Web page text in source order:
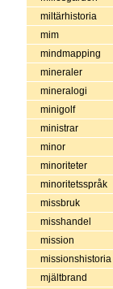
miltärhistoria
mim
mindmapping
mineraler
mineralogi
minigolf
ministrar
minor
minoriteter
minoritetsspråk
missbruk
misshandel
mission
missionshistoria
mjältbrand